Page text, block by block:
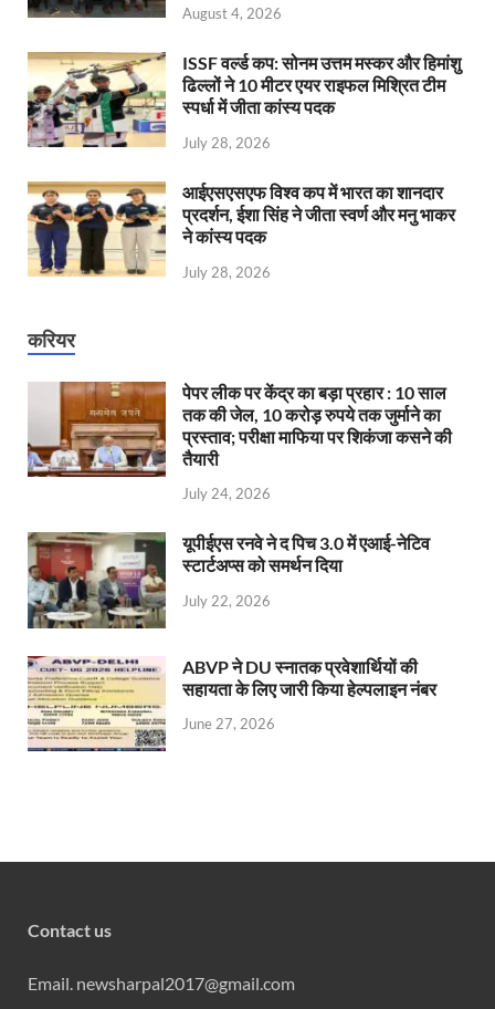
August 4, 2026
ISSF वर्ल्ड कप: सोनम उत्तम मस्कर और हिमांशु
ढिल्लों ने 10 मीटर एयर राइफल मिश्रित टीम
स्पर्धा में जीता कांस्य पदक
July 28, 2026
आईएसएसएफ विश्व कप में भारत का शानदार
प्रदर्शन, ईशा सिंह ने जीता स्वर्ण और मनु भाकर
ने कांस्य पदक
July 28, 2026
करियर
पेपर लीक पर केंद्र का बड़ा प्रहार : 10 साल
तक की जेल, 10 करोड़ रुपये तक जुर्माने का
प्रस्ताव; परीक्षा माफिया पर शिकंजा कसने की
तैयारी
July 24, 2026
यूपीईएस रनवे ने द पिच 3.0 में एआई-नेटिव
स्टार्टअप्स को समर्थन दिया
July 22, 2026
ABVP ने DU स्नातक प्रवेशार्थियों की
सहायता के लिए जारी किया हेल्पलाइन नंबर
June 27, 2026
Contact us
Email. newsharpal2017@gmail.com